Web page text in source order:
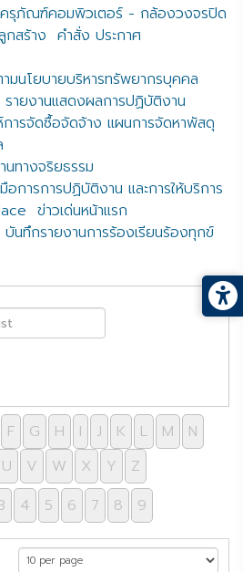
ครุภัณฑ์คอมพิวเตอร์ - กล้องวงจรปิด
กสร้าง คำสั่ง ประกาศ
มนโยบายบริหารทรัพยากรบุคคล
รายงานแสดงผลการปฏิบัติงาน
การจัดซื้อจัดจ้าง แผนการจัดหาพัสดุ
นทางจริยธรรม
อการการปฏิบัติงาน และการให้บริการ
ข่าวเด่นหน้าแรก
บันทึกรายงานการร้องเรียนร้องทุกข์
F G H I J K L M
N
U V W X Y
Z
4 5 6 7 8 9